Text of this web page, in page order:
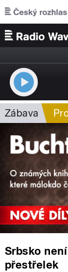
Přejít k hlavnímu
Zábava
Srbsko
přestřelek